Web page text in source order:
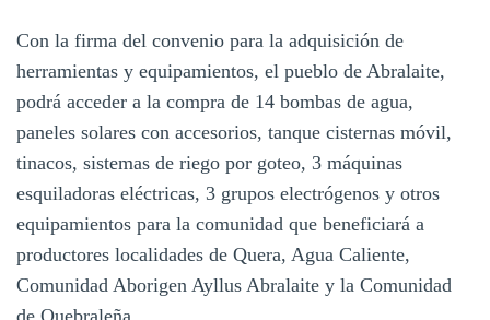
Con la firma del convenio para la adquisición de
herramientas y equipamientos, el pueblo de Abralaite,
podrá acceder a la compra de 14 bombas de agua,
paneles solares con accesorios, tanque cisternas móvil,
tinacos, sistemas de riego por goteo, 3 máquinas
esquiladoras eléctricas, 3 grupos electrógenos y otros
equipamientos para la comunidad que beneficiará a
productores localidades de Quera, Agua Caliente,
Comunidad Aborigen Ayllus Abralaite y la Comunidad
de Quebraleña.